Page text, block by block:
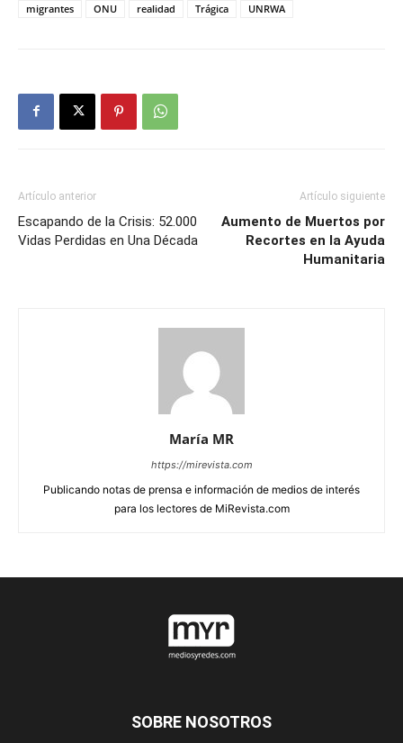
migrantes
ONU realidad Trágica UNRWA
Artículo anterior
Escapando de la Crisis: 52.000
Vidas Perdidas en Una Década
Artículo siguiente
Aumento de Muertos por
Recortes en la Ayuda
Humanitaria
María MR
https://mirevista.com
Publicando notas de prensa e información de medios de interés
para los lectores de MiRevista.com
SOBRE NOSOTROS